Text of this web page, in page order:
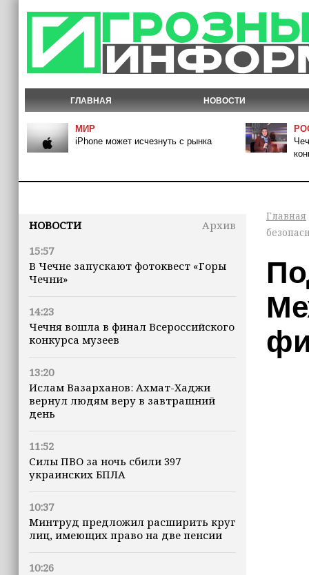
ГЛАВНАЯ НОВОСТИ
МИР
iPhone может исчезнуть с рынка
НОВОСТИ
Архив
15:57
В Чечне запускают фотоквест «Горы
Чечни»
14:23
Чечня вошла в финал Всероссийского
конкурса музеев
13:20
Ислам Вазарханов: Ахмат-Хаджи
вернул людям веру в завтрашний
день
11:52
Силы ПВО за ночь сбили 397
украинских БПЛА
10:37
Минтруд предложил расширить круг
лиц, имеющих право на две пенсии
10:26
Главная